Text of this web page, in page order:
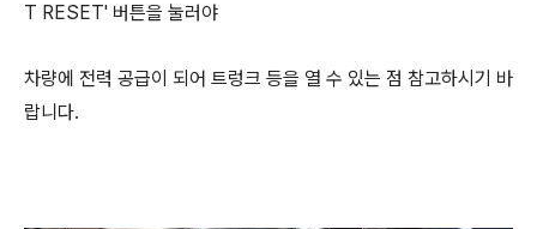
T RESET' 버튼을 눌러야
차량에 전력 공급이 되어 트렁크 등을 열 수 있는 점 참고하시기 바
랍니다.